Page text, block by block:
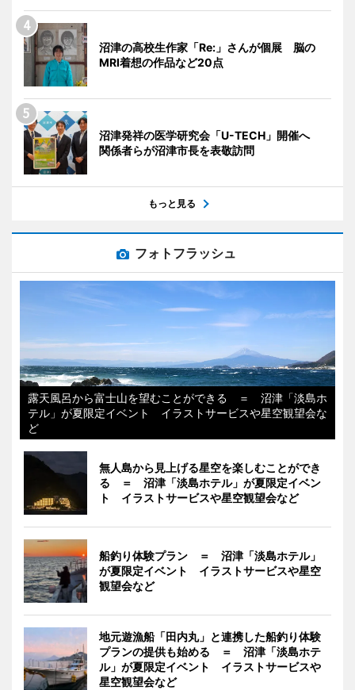
沼津の高校生作家「Re:」さんが個展 脳の
MRI着想の作品など20点
沼津発祥の医学研究会「U-TECH」開催へ
関係者らが沼津市長を表敬訪問
もっと見る
フォトフラッシュ
露天風呂から富士山を望むことができる ＝ 沼津「淡島ホ
テル」が夏限定イベント イラストサービスや星空観望会な
ど
無人島から見上げる星空を楽しむことができ
る ＝ 沼津「淡島ホテル」が夏限定イベン
ト イラストサービスや星空観望会など
船釣り体験プラン ＝ 沼津「淡島ホテル」
が夏限定イベント イラストサービスや星空
観望会など
地元遊漁船「田内丸」と連携した船釣り体験
プランの提供も始める ＝ 沼津「淡島ホテ
ル」が夏限定イベント イラストサービスや
星空観望会など